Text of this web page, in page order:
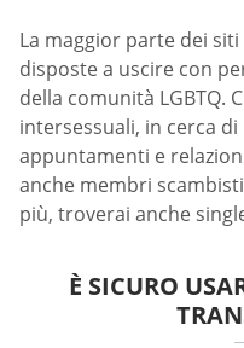
La maggior parte dei
disposte a uscire con
della comunità LGBTQ.
intersessuali, in cerca
appuntamenti e
anche membri
più, troverai anche
È SICURO